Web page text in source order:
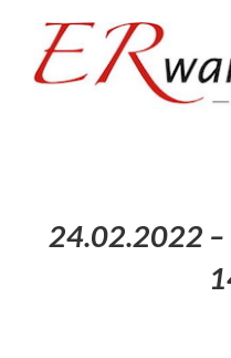
springen
24.02.2022